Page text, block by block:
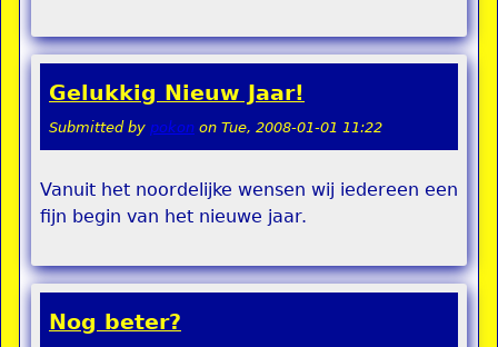
Gelukkig Nieuw Jaar!
Submitted by pokon on Tue, 2008-01-01 11:22
Vanuit het noordelijke wensen wij iedereen een
fijn begin van het nieuwe jaar.
Nog beter?